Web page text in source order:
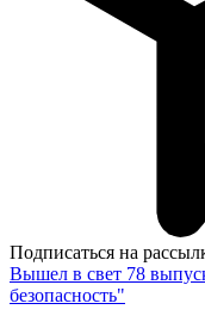
Подписаться на
Вышел в свет 78
безопасность"